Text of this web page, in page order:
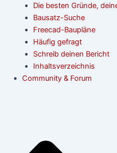
Die besten Gründe,
Bausatz-Suche
Freecad-Baupläne
Häufig gefragt
Schreib deinen Bericht
Inhaltsverzeichnis
Community & Forum